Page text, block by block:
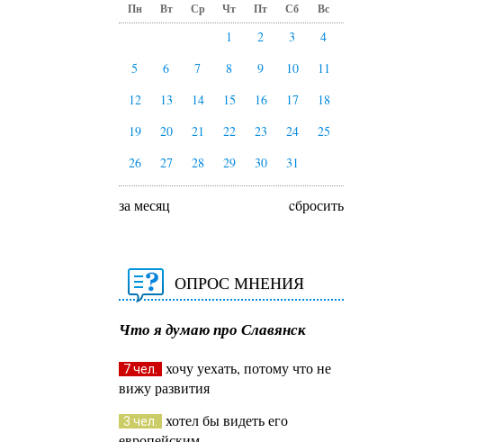
Пн Вт Ср Чт Пт Сб Вс
1 2 3
4
5
6 7 8 9 10
11
12
13 14 15 16 17
18
19
20 21 22 23 24
25
26
27 28 29 30 31
за месяц cбросить
ОПРОС МНЕНИЯ
Что я думаю про Славянск
7 чел.
хочу уехать, потому что не
вижу развития
3 чел.
хотел бы видеть его